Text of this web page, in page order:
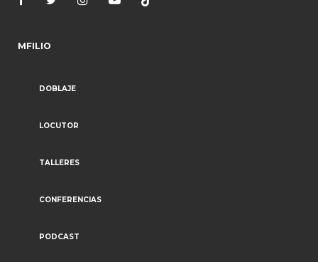
MFILIO
DOBLAJE
LOCUTOR
TALLERES
CONFERENCIAS
PODCAST